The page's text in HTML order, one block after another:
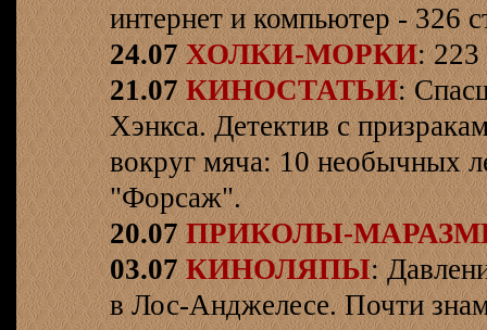
интернет и компьютер - 326
24.07 ХОЛКИ-МОРКИ: 223
21.07 КИНОСТАТЬИ:
Хэнкса. Детектив с
вокруг мяча: 10 необычных
"Форсаж".
20.07 ПРИКОЛЫ-
03.07 КИНОЛЯПЫ:
в Лос-Анджелесе. Почти